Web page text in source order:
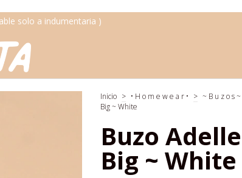
solo a indumentaria )
Inicio > • H o m e w e a r • > ~ B u z o s ~
Big ~ White
Buzo
Big ~ White